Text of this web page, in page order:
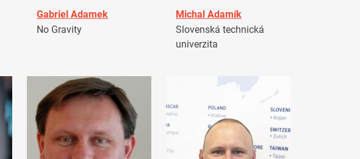
Gabriel Adamek
No Gravity
Michal Adamík
Slovenská technická
univerzita